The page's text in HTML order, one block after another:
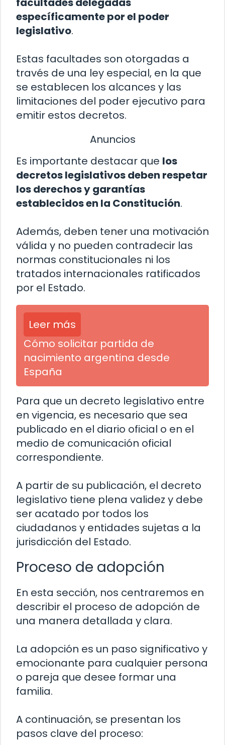
específicamente por el poder
legislativo.
Estas facultades son otorgadas a
través de una ley especial, en la que
se establecen los alcances y las
limitaciones del poder ejecutivo para
emitir estos decretos.
Anuncios
Es importante destacar que los
decretos legislativos deben respetar
los derechos y garantías
establecidos en la Constitución.
Además, deben tener una motivación
válida y no pueden contradecir las
normas constitucionales ni los
tratados internacionales ratificados
por el Estado.
Leer más
Cómo solicitar partida de
nacimiento argentina desde
España
Para que un decreto legislativo entre
en vigencia, es necesario que sea
publicado en el diario oficial o en el
medio de comunicación oficial
correspondiente.
A partir de su publicación, el decreto
legislativo tiene plena validez y debe
ser acatado por todos los
ciudadanos y entidades sujetas a la
jurisdicción del Estado.
Proceso de adopción
En esta sección, nos centraremos en
describir el proceso de adopción de
una manera detallada y clara.
La adopción es un paso significativo y
emocionante para cualquier persona
o pareja que desee formar una
familia.
A continuación, se presentan los
pasos clave del proceso: